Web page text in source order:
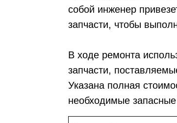
собой инженер
запчасти, чтобы
В ходе ремонта
запчасти,
Указана полная
необходимые запасные